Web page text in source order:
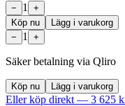
− 1
+
Köp nu
Lägg i varukorg
−
1 +
Säker betalning via Qliro
Köp nu Lägg i varukorg
Eller köp direkt — 3 625